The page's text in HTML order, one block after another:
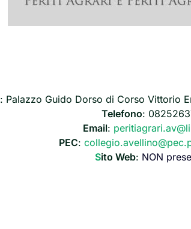
: Palazzo Guido Dorso di Corso Vittorio
Telefono:
Email:
PEC:
Sito Web: NON